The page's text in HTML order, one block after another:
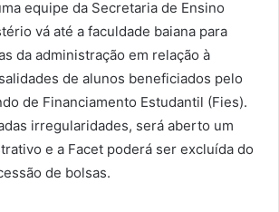
equipe da Secretaria de Ensino
vá até a faculdade baiana para
da administração em relação à
de alunos beneficiados pelo
de Financiamento Estudantil (Fies).
irregularidades, será aberto um
e a Facet poderá ser excluída do
de bolsas.